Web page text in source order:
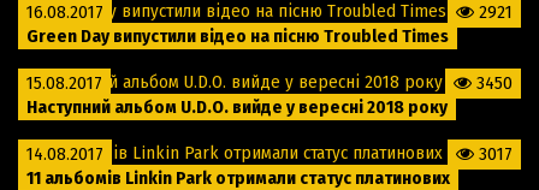
16.08.2017
2921
Green Day випустили відео на пісню Troubled Times
15.08.2017
3450
Наступний альбом U.D.O. вийде у вересні 2018 року
14.08.2017
3017
11 альбомів Linkin Park отримали статус платинових